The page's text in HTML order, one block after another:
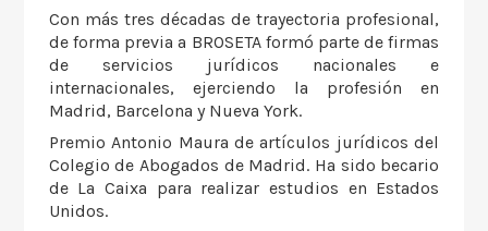
Con más tres décadas de trayectoria profesional,
de forma previa a BROSETA formó parte de firmas
de servicios jurídicos nacionales e
internacionales, ejerciendo la profesión en
Madrid, Barcelona y Nueva York.
Premio Antonio Maura de artículos jurídicos del
Colegio de Abogados de Madrid. Ha sido becario
de La Caixa para realizar estudios en Estados
Unidos.